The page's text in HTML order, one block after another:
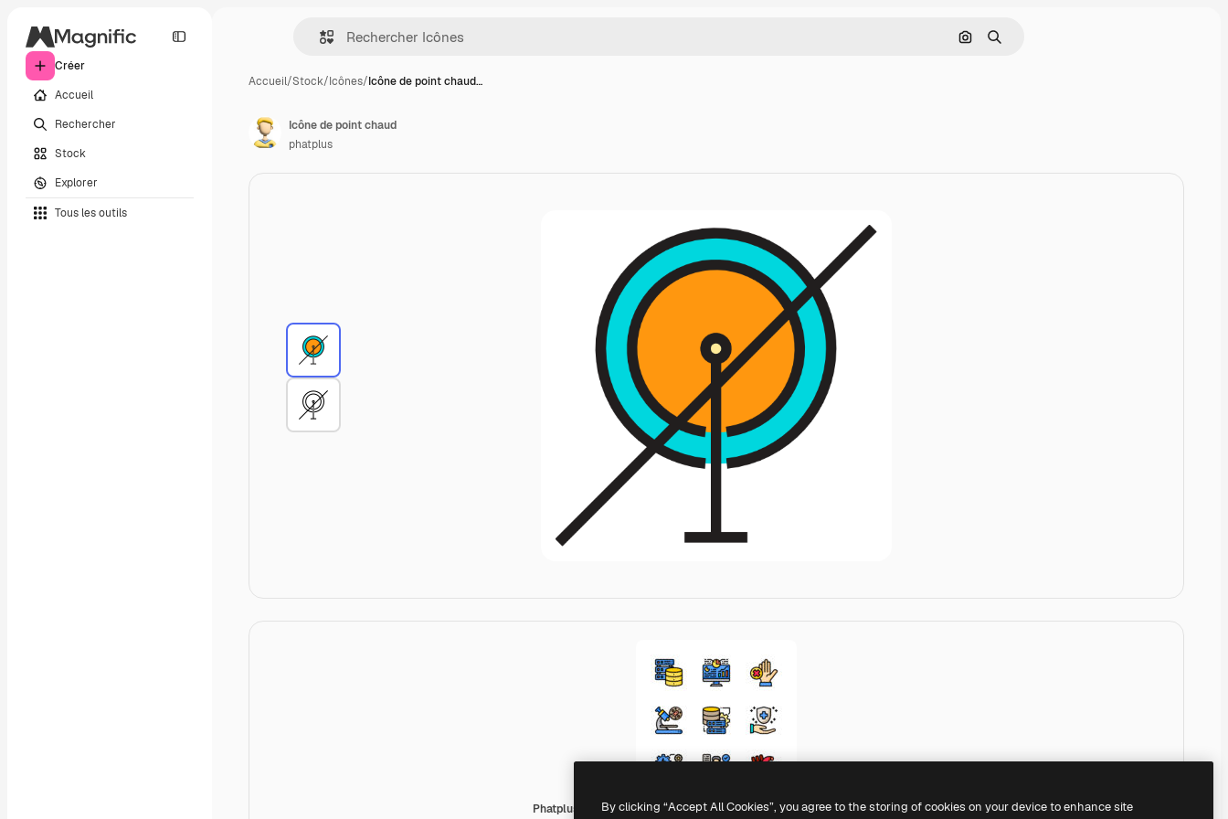
Créer
Accueil
Rechercher
Stock
Explorer
Tous les outils
Rechercher par image
Rechercher
Accueil/Stock/Icônes/Icône de point chaud…
Phatplus Lineal Color
Icône de point chaud
phatplus
By clicking “Accept All Cookies”, you agree to the storing of cookies on your device to enhance site